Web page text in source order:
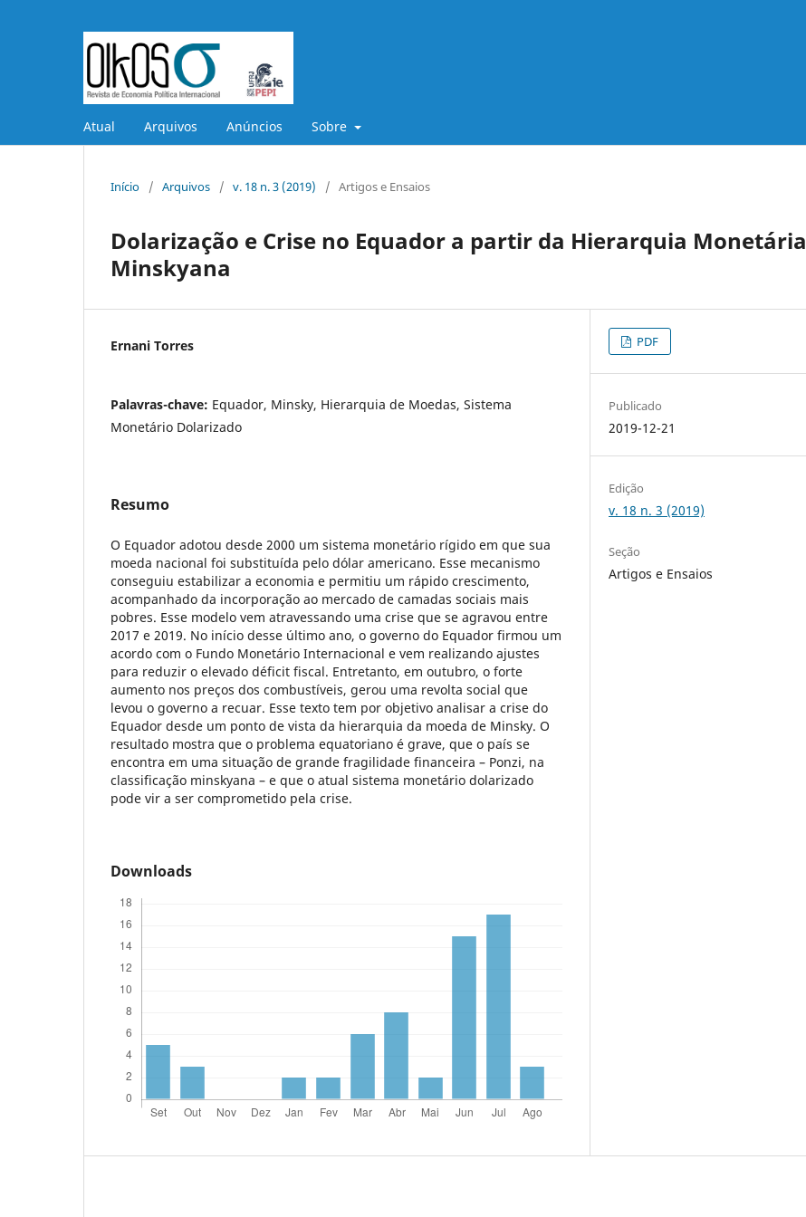
Atual Arquivos Anúncios Sobre
Início / Arquivos / v. 18 n. 3 (2019) / Artigos e Ensaios
Dolarização e Crise no Equador a partir da Hierarquia Monetária
Minskyana
Ernani Torres
Palavras-chave: Equador, Minsky, Hierarquia de Moedas, Sistema
Monetário Dolarizado
Resumo
O Equador adotou desde 2000 um sistema monetário rígido em que sua
moeda nacional foi substituída pelo dólar americano. Esse mecanismo
conseguiu estabilizar a economia e permitiu um rápido crescimento,
acompanhado da incorporação ao mercado de camadas sociais mais
pobres. Esse modelo vem atravessando uma crise que se agravou entre
2017 e 2019. No início desse último ano, o governo do Equador firmou um
acordo com o Fundo Monetário Internacional e vem realizando ajustes
para reduzir o elevado déficit fiscal. Entretanto, em outubro, o forte
aumento nos preços dos combustíveis, gerou uma revolta social que
levou o governo a recuar. Esse texto tem por objetivo analisar a crise do
Equador desde um ponto de vista da hierarquia da moeda de Minsky. O
resultado mostra que o problema equatoriano é grave, que o país se
encontra em uma situação de grande fragilidade financeira – Ponzi, na
classificação minskyana – e que o atual sistema monetário dolarizado
pode vir a ser comprometido pela crise.
Downloads
PDF
Publicado
2019-12-21
Edição
v. 18 n. 3 (2019)
Seção
Artigos e Ensaios